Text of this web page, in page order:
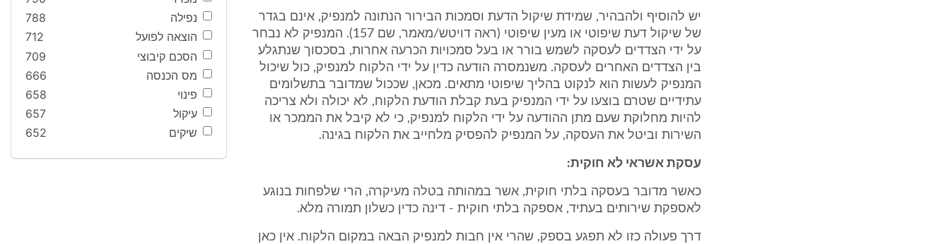
יש להוסיף ולהבהיר, שמידת שיקול הדעת וסמכות הבירור הנתונה למנפיק, אינם בגדר
של שיקול דעת שיפוטי או מעין שיפוטי (ראה דויטש/מאמר, שם 157). המנפיק לא נבחר
על ידי הצדדים לעסקה לשמש בורר או בעל סמכויות הכרעה אחרות, בסכסוך שנתגלע
בין הצדדים האחרים לעסקה. משנמסרה הודעה כדין על ידי הלקוח למנפיק, כול שיכול
המנפיק לעשות הוא לנקוט בהליך שיפוטי מתאים. מכאן, שככול שמדובר בתשלומים
עתידיים שטרם בוצעו על ידי המנפיק בעת קבלת הודעת הלקוח, לא יכולה ולא צריכה
להיות מחלוקת שעם מתן ההודעה על ידי הלקוח למנפיק, כי לא קיבל את הממכר או
השירות וביטל את העסקה, על המנפיק להפסיק מלחייב את הלקוח בגינה.
עסקת אשראי לא חוקית:
כאשר מדובר בעסקה בלתי חוקית, אשר במהותה בטלה מעיקרה, הרי שלפחות בנוגע
לאספקת שירותים בעתיד, אספקה בלתי חוקית - דינה כדין כשלון תמורה מלא.
דרך פעולה כזו לא תפגע בספק, שהרי אין חבות למנפיק הבאה במקום הלקוח. אין כאן
נפילה
788
הוצאה לפועל
712
הסכם קיבוצי
709
מס הכנסה
666
פינוי
658
עיקול
657
שיקים
652